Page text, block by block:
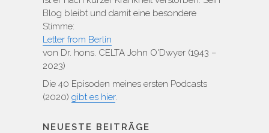
Blog bleibt und damit eine besondere
Stimme:
Letter from Berlin
von Dr. hons. CELTA John O'Dwyer (1943 –
2023)
Die 40 Episoden meines ersten Podcasts
(2020) gibt es hier.
NEUESTE BEITRÄGE